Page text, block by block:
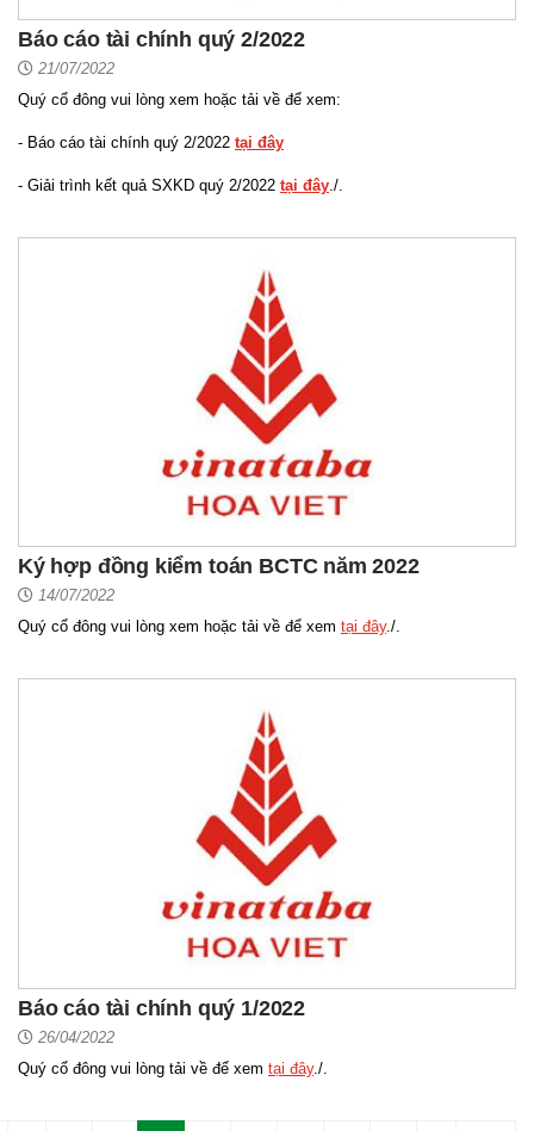
Báo cáo tài chính quý 2/2022
21/07/2022
Quý cổ đông vui lòng xem hoặc tải về để xem:
- Báo cáo tài chính quý 2/2022 tại đây
- Giải trình kết quả SXKD quý 2/2022 tại đây ./.
Ký hợp đồng kiểm toán BCTC năm 2022
14/07/2022
Quý cổ đông vui lòng xem hoặc tải về để xem tại đây./.
Báo cáo tài chính quý 1/2022
26/04/2022
Quý cổ đông vui lòng tải về để xem tại đây./.